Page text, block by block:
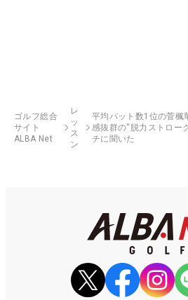
ゴルフ総合
サイト
ALBA Net
レ
ッ
ス
ン
平均パット数1位の菅楓
感抜群の“脱力ストロー
チに聞いた